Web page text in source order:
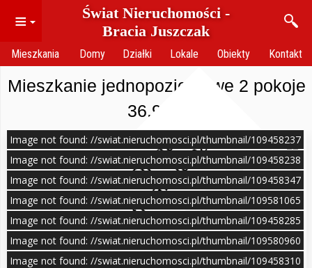
≡
Świat Nieruchomości -
Bracia Juszczak
Mieszkania Domy Działki Lokale Obiekty Kontakt
Mieszkanie jednopoziomowe 2 pokoje
36.9 m²
O
f
e
r
t
a
n
i
e
a
k
t
u
a
l
n
a
Image not found: //swiat.nieruchomosci.pl/thumbnail/109458237
Image not found: //swiat.nieruchomosci.pl/thumbnail/109458238
Image not found: //swiat.nieruchomosci.pl/thumbnail/109458347
Image not found: //swiat.nieruchomosci.pl/thumbnail/109581065
Image not found: //swiat.nieruchomosci.pl/thumbnail/109458285
Image not found: //swiat.nieruchomosci.pl/thumbnail/109580960
Image not found: //swiat.nieruchomosci.pl/thumbnail/109458310